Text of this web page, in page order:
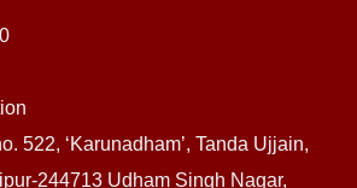
522, ‘Karunadham’, Tanda Ujjain,
244713 Udham Singh Nagar,